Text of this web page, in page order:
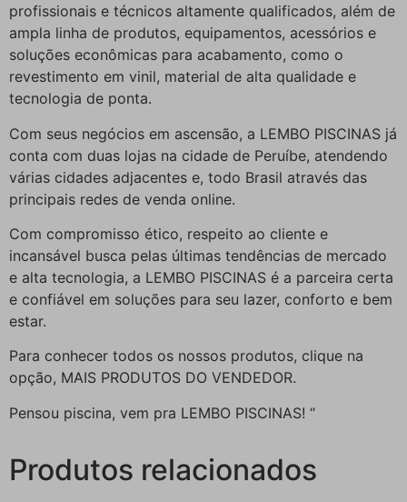
profissionais e técnicos altamente qualificados, além de
ampla linha de produtos, equipamentos, acessórios e
soluções econômicas para acabamento, como o
revestimento em vinil, material de alta qualidade e
tecnologia de ponta.
Com seus negócios em ascensão, a LEMBO PISCINAS já
conta com duas lojas na cidade de Peruíbe, atendendo
várias cidades adjacentes e, todo Brasil através das
principais redes de venda online.
Com compromisso ético, respeito ao cliente e
incansável busca pelas últimas tendências de mercado
e alta tecnologia, a LEMBO PISCINAS é a parceira certa
e confiável em soluções para seu lazer, conforto e bem
estar.
Para conhecer todos os nossos produtos, clique na
opção, MAIS PRODUTOS DO VENDEDOR.
Pensou piscina, vem pra LEMBO PISCINAS! “
Produtos relacionados